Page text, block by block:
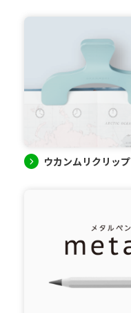
ウカンムリクリップ